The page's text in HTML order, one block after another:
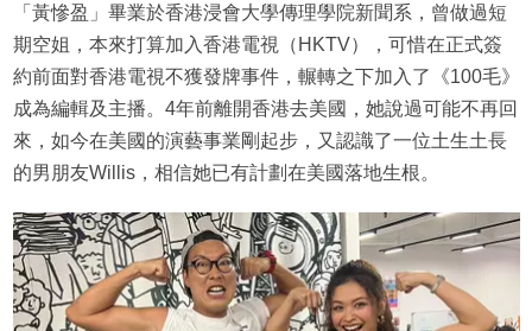
「黃慘盈」畢業於香港浸會大學傳理學院新聞系，曾做過短
期空姐，本來打算加入香港電視（HKTV），可惜在正式簽
約前面對香港電視不獲發牌事件，輾轉之下加入了《100毛》
成為編輯及主播。4年前離開香港去美國，她說過可能不再回
來，如今在美國的演藝事業剛起步，又認識了一位土生土長
的男朋友Willis，相信她已有計劃在美國落地生根。